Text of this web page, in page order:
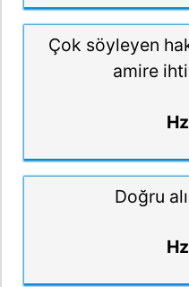
Çok söyleyen
amire
Doğru